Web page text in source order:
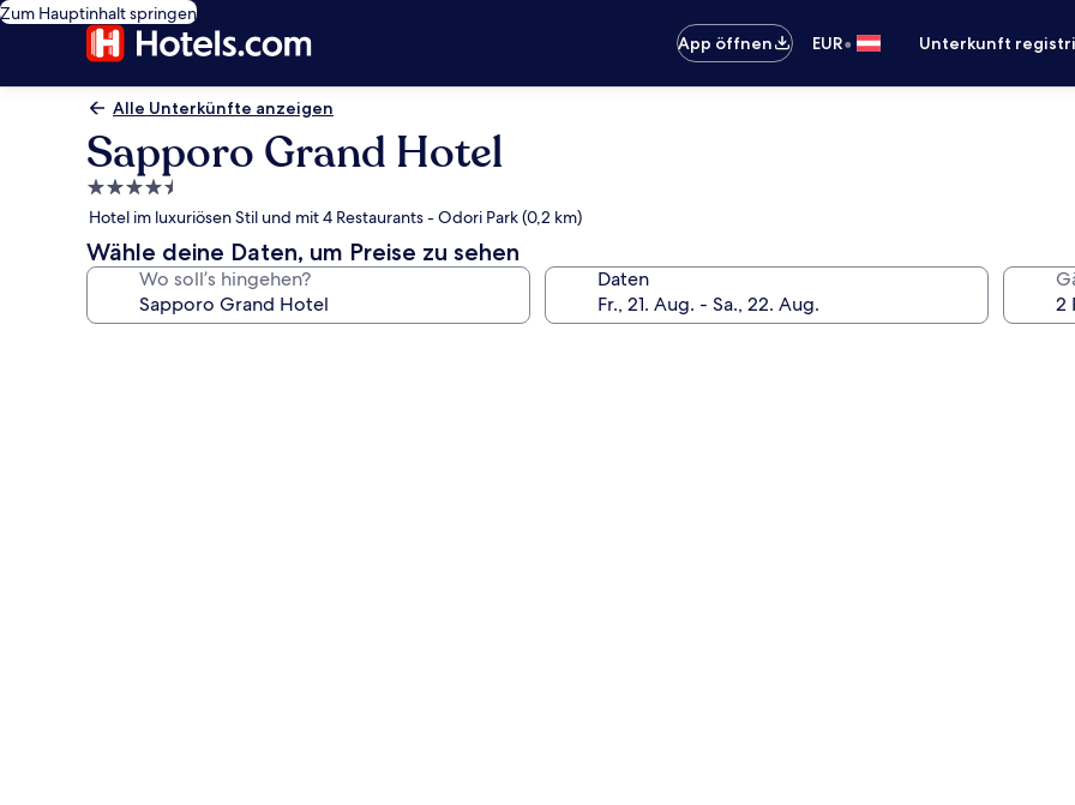
Zum Hauptinhalt springen
App öffnen
EUR• Unterkunft
Alle Unterkünfte anzeigen
Sapporo Grand Hotel
4.5-
Sterne-
Unterkunft
Hotel im luxuriösen Stil und mit 4 Restaurants - Odori Park (0,2 km)
Wähle deine Daten, um Preise zu sehen
Wo soll’s hingehen? Daten